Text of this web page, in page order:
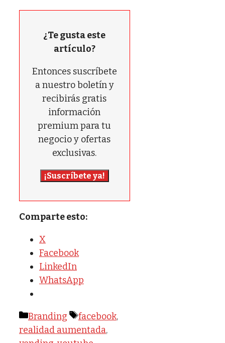
¿Te gusta este
artículo?
Entonces suscríbete
a nuestro boletín y
recibirás gratis
información
premium para tu
negocio y ofertas
exclusivas.
¡Suscríbete ya!
Comparte esto:
X
Facebook
LinkedIn
WhatsApp
Categorías
Branding Etiquetas
facebook,
realidad aumentada,